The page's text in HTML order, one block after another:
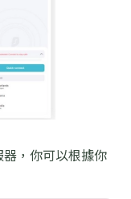
，你可以根據你